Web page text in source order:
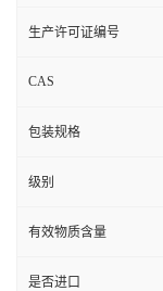
生产许可证编号
CAS
包装规格
级别
有效物质含量
是否进口